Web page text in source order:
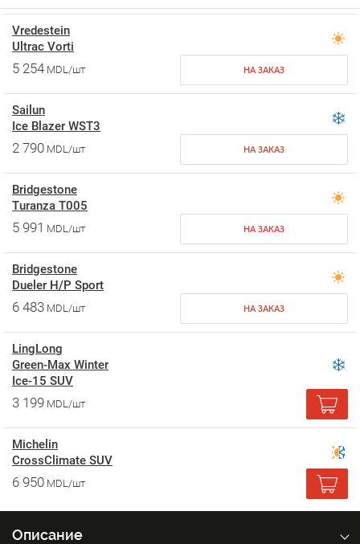
Vredestein
Ultrac Vorti
5 254 MDL/шт НА ЗАКАЗ
Sailun
Ice Blazer WST3
2 790 MDL/шт НА ЗАКАЗ
Bridgestone
Turanza T005
5 991 MDL/шт НА ЗАКАЗ
Bridgestone
Dueler H/P Sport
6 483 MDL/шт НА ЗАКАЗ
LingLong
Green-Max Winter
Ice-15 SUV
3 199 MDL/шт
Michelin
CrossClimate SUV
6 950 MDL/шт
Описание